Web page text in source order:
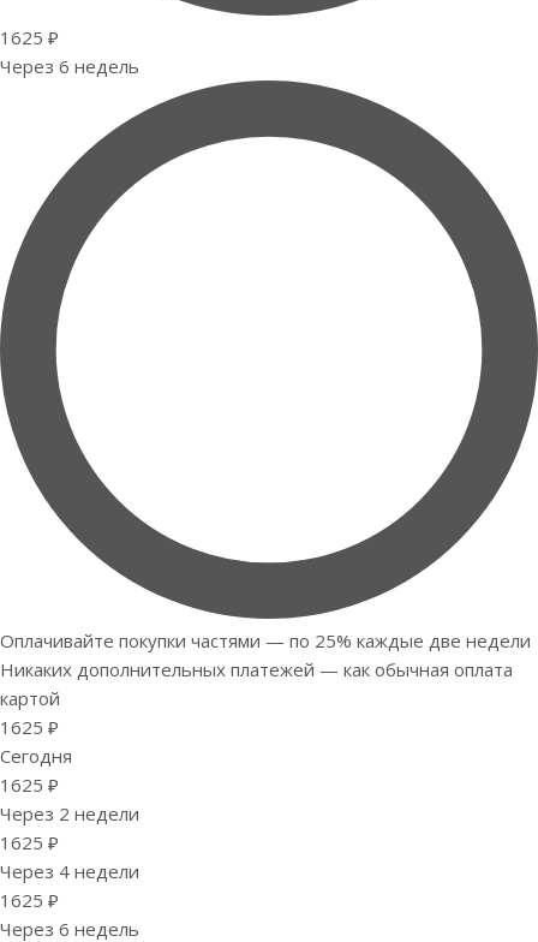
1625 ₽
Через 6 недель
Оплачивайте покупки частями — по 25% каждые две недели
Никаких дополнительных платежей — как обычная оплата
картой
1625 ₽
Сегодня
1625 ₽
Через 2 недели
1625 ₽
Через 4 недели
1625 ₽
Через 6 недель